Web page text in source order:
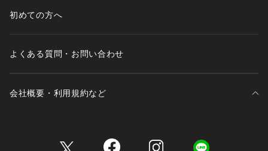
初めての方へ
よくある質問・お問い合わせ
会社概要・利用規約など